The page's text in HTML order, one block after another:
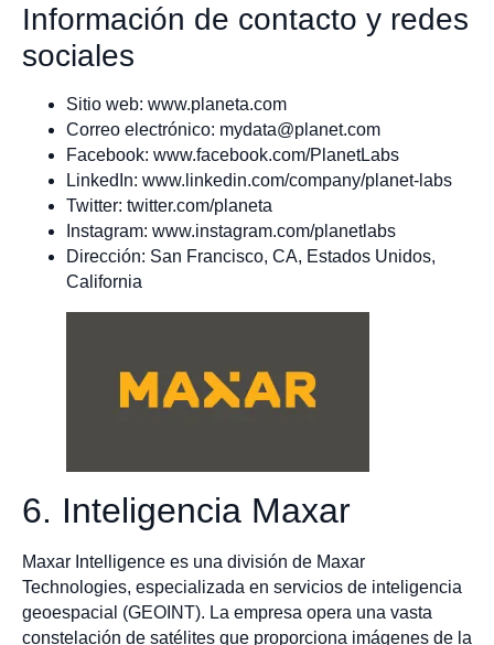
Información de contacto y redes
sociales
Sitio web: www.planeta.com
Correo electrónico: mydata@planet.com
Facebook: www.facebook.com/PlanetLabs
LinkedIn: www.linkedin.com/company/planet-labs
Twitter: twitter.com/planeta
Instagram: www.instagram.com/planetlabs
Dirección: San Francisco, CA, Estados Unidos,
California
6. Inteligencia Maxar
Maxar Intelligence es una división de Maxar
Technologies, especializada en servicios de inteligencia
geoespacial (GEOINT). La empresa opera una vasta
constelación de satélites que proporciona imágenes de la